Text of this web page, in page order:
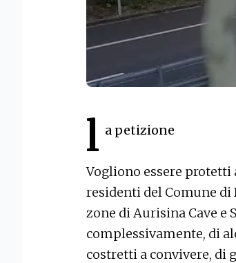
l a petizione
Vogliono essere protetti
residenti del Comune
zone di Aurisina Cave e
complessivamente, di
costretti a convivere, di